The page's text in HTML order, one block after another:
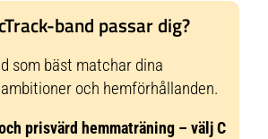
band passar dig?
som bäst matchar dina
och hemförhållanden.
prisvärd hemmaträning – väljC